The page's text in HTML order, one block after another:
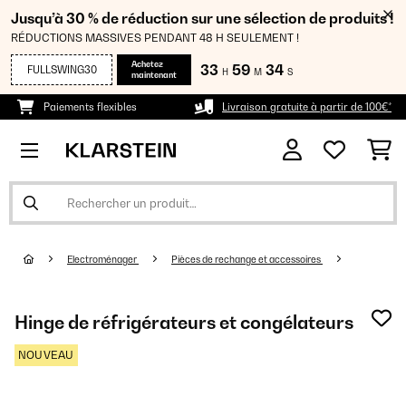
Jusqu’à 30 % de réduction sur une sélection de produits !
RÉDUCTIONS MASSIVES PENDANT 48 H SEULEMENT !
FULLSWING30
Achetez
maintenant
33 H 59 M 34 S
Paiements flexibles Livraison gratuite à partir de 100€*
Electroménager Pièces de rechange et accessoires
Hinge de réfrigérateurs et congélateurs
NOUVEAU